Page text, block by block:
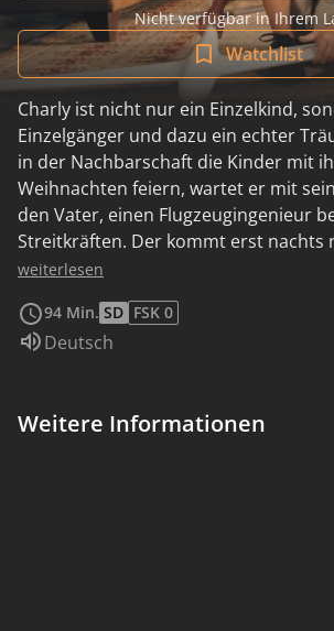
Nicht verfügbar in Ihrem
Watchlist
Charly ist nicht nur ein Einzelkind,
Einzelgänger und dazu ein echter
in der Nachbarschaft die Kinder mit
Weihnachten feiern, wartet er mit
den Vater, einen Flugzeugingenieur
Streitkräften. Der kommt erst nachts
schenkt dem enttäuschten Sohn statt
Flugzeug. Wenige Wochen später
Vater und stirbt. Charly reagiert
wieder zu ihm zurückkehrt, glaubt er
weiterlesen
94 Min. SD FSK 0
Sprache:
Deutsch
Weitere Informationen